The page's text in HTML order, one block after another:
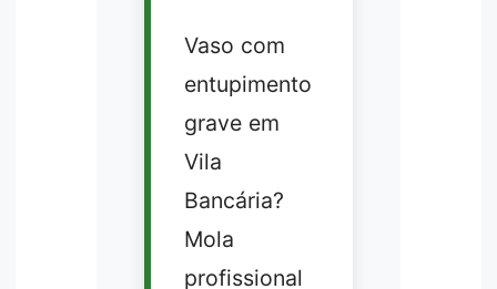
Vaso com
entupimento
grave em
Vila
Bancária?
Mola
profissional